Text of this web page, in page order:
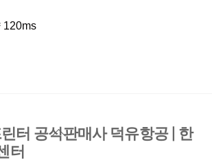
120ms
Back
터 공식판매사 덕유항공 | 한
터